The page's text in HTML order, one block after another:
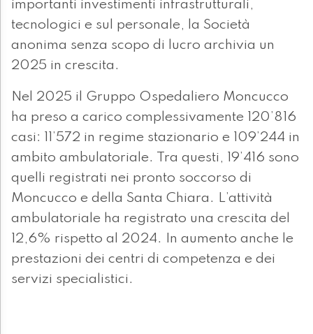
importanti investimenti infrastrutturali,
tecnologici e sul personale, la Società
anonima senza scopo di lucro archivia un
2025 in crescita.
Nel 2025 il Gruppo Ospedaliero Moncucco
ha preso a carico complessivamente 120’816
casi: 11’572 in regime stazionario e 109’244 in
ambito ambulatoriale. Tra questi, 19’416 sono
quelli registrati nei pronto soccorso di
Moncucco e della Santa Chiara. L’attività
ambulatoriale ha registrato una crescita del
12,6% rispetto al 2024. In aumento anche le
prestazioni dei centri di competenza e dei
servizi specialistici.